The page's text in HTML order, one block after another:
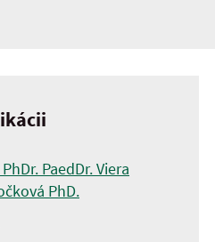
PaedDr. Viera
PhD.